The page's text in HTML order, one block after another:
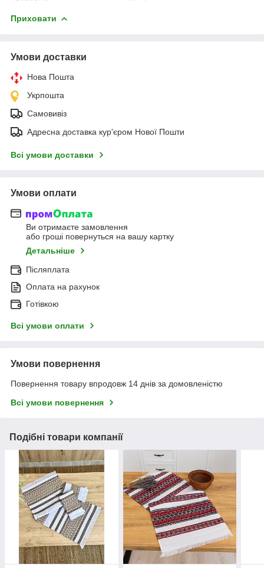
Приховати
Умови доставки
Нова Пошта
Укрпошта
Самовивіз
Адресна доставка кур'єром Нової Пошти
Всі умови доставки
Умови оплати
Ви отримаєте замовлення
або гроші повернуться на вашу картку
Детальніше
Післяплата
Оплата на рахунок
Готівкою
Всі умови оплати
Умови повернення
Повернення товару впродовж 14 днів за домовленістю
Всі умови повернення
Подібні товари компанії